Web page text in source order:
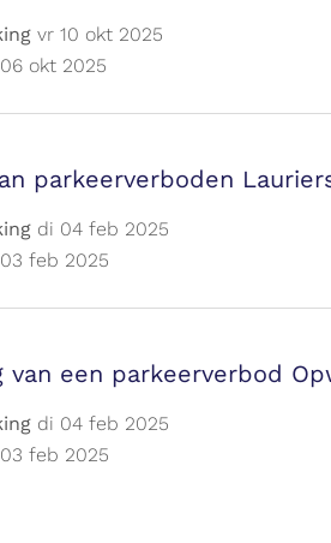
vr 10 okt 2025
06 okt 2025
parkeerverboden
di 04 feb 2025
03 feb 2025
van een parkeerverbod
di 04 feb 2025
03 feb 2025